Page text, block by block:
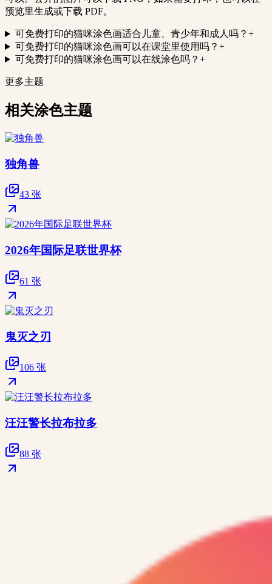
预览里生成或下载 PDF。
可免费打印的猫咪涂色画适合儿童、青少年和成人吗？ +
可免费打印的猫咪涂色画可以在课堂里使用吗？ +
可免费打印的猫咪涂色画可以在线涂色吗？ +
更多主题
相关涂色主题
独角兽
43 张
2026年国际足联世界杯
61 张
鬼灭之刃
106 张
汪汪警长拉布拉多
88 张